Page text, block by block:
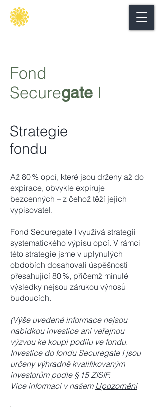
Fond
Securegate I
Strategie
fondu
Až 80 % opcí, které jsou drženy až do
expirace, obvykle expiruje
bezcenných – z čehož těží jejich
vypisovatel.
Fond Securegate I využívá strategii
systematického výpisu opcí. V rámci
této strategie jsme v uplynulých
obdobích dosahovali úspěšnosti
přesahující 80 %, přičemž minulé
výsledky nejsou zárukou výnosů
budoucích.
(Výše uvedené informace nejsou
nabídkou investice ani veřejnou
výzvou ke koupi podílu ve fondu.
Investice do fondu Securegate I jsou
určeny výhradně kvalifikovaným
investorům podle § 15 ZISIF.
Více informací v našem Upozornění